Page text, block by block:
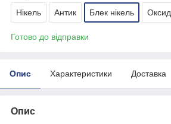
Нікель Антик Блек нікель Оксид
Готово до відправки
Опис Характеристики Доставка
Опис